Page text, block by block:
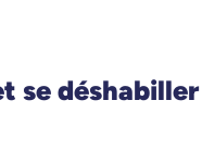
se déshabiller